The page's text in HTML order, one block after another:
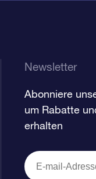
Newsletter
Abonniere
um Rabatte
erhalten